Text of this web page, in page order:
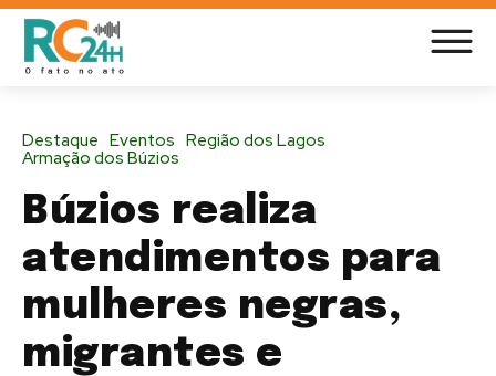
Destaque Eventos Região dos Lagos
Armação dos Búzios
Búzios realiza
atendimentos para
mulheres negras,
migrantes e